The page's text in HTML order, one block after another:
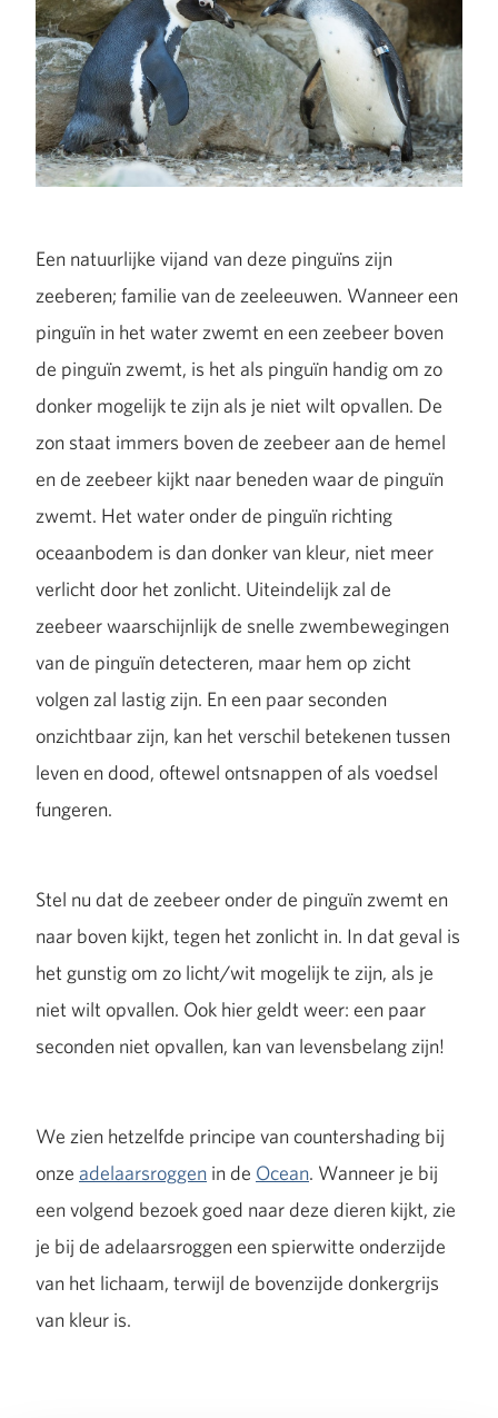
Een natuurlijke vijand van deze pinguïns zijn
zeeberen; familie van de zeeleeuwen. Wanneer een
pinguïn in het water zwemt en een zeebeer boven
de pinguïn zwemt, is het als pinguïn handig om zo
donker mogelijk te zijn als je niet wilt opvallen. De
zon staat immers boven de zeebeer aan de hemel
en de zeebeer kijkt naar beneden waar de pinguïn
zwemt. Het water onder de pinguïn richting
oceaanbodem is dan donker van kleur, niet meer
verlicht door het zonlicht. Uiteindelijk zal de
zeebeer waarschijnlijk de snelle zwembewegingen
van de pinguïn detecteren, maar hem op zicht
volgen zal lastig zijn. En een paar seconden
onzichtbaar zijn, kan het verschil betekenen tussen
leven en dood, oftewel ontsnappen of als voedsel
fungeren.
Stel nu dat de zeebeer onder de pinguïn zwemt en
naar boven kijkt, tegen het zonlicht in. In dat geval is
het gunstig om zo licht/wit mogelijk te zijn, als je
niet wilt opvallen. Ook hier geldt weer: een paar
seconden niet opvallen, kan van levensbelang zijn!
We zien hetzelfde principe van countershading bij
onze adelaarsroggen in de Ocean. Wanneer je bij
een volgend bezoek goed naar deze dieren kijkt, zie
je bij de adelaarsroggen een spierwitte onderzijde
van het lichaam, terwijl de bovenzijde donkergrijs
van kleur is.